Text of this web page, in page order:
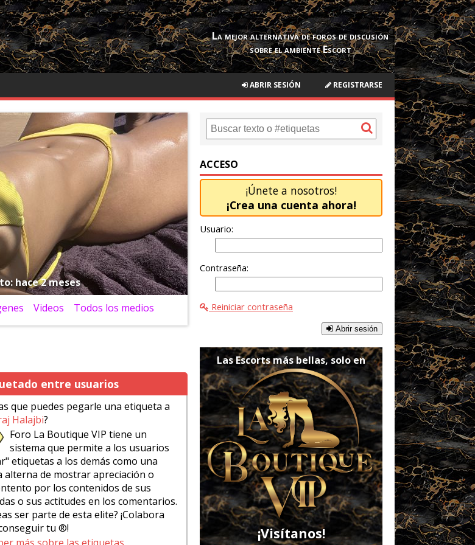
La mejor alternativa de foros de discusión
sobre el ambiente Escort
REGISTRARSE
ABRIR SESIÓN
hace 2 meses
Videos Todos los medios
entre usuarios
que puedes pegarle una etiqueta a
Halajbi?
Foro La Boutique VIP tiene un
sistema que permite a los usuarios
una
de mostrar apreciación o
por los contenidos de sus
entradas o sus actitudes en los comentarios.
ser parte de esta elite? ¡Colabora
tu ®!
ACCESO
¡Únete a nosotros!
¡Crea una cuenta ahora!
Usuario:
Contraseña:
Reiniciar contraseña
Abrir sesión
Las Escorts más bellas, solo en
¡Visítanos!